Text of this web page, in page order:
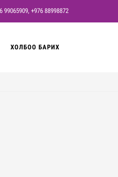
99065909, +976 88998872
ХОЛБОО БАРИХ